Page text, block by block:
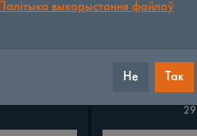
29
Палітыка выкарыстання файлаў
Не Так